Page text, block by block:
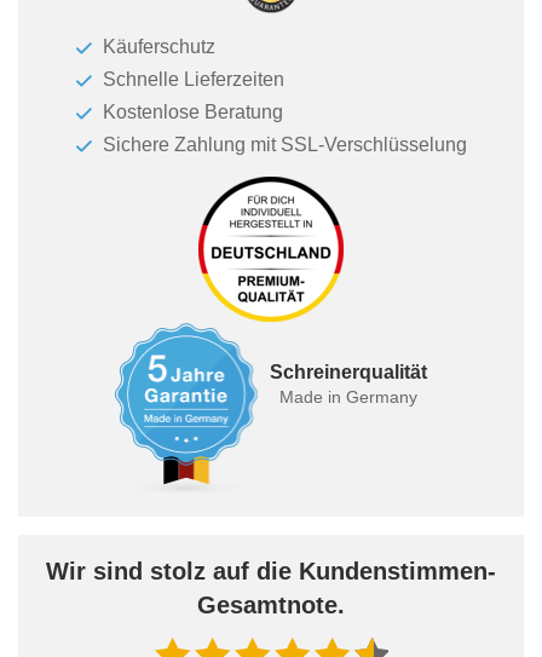
Käuferschutz
Schnelle Lieferzeiten
Kostenlose Beratung
Sichere Zahlung mit SSL-Verschlüsselung
Schreinerqualität
Made in Germany
Wir sind stolz auf die Kundenstimmen-
Gesamtnote.